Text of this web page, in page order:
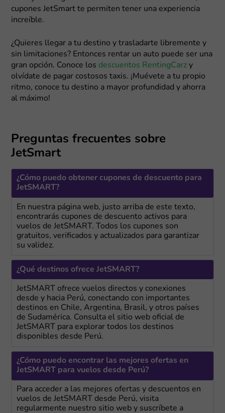
cupones JetSmart te permiten tener una experiencia
increíble.
¿Quieres llegar a tu destino y trasladarte libremente y
sin limitaciones? Entonces rentar un auto puede ser una
gran opción. Conoce los descuentos RentingCarz y
olvídate de pagar costosos taxis. ¡Muévete a tu propio
ritmo, conoce tu destino a mayor profundidad y ahorra
al máximo!
Preguntas frecuentes sobre
JetSmart
¿Cómo puedo obtener cupones de descuento para
JetSMART?
En nuestra página web, justo arriba de este texto,
encontrarás cupones de descuento activos para
vuelos de JetSMART. Todos los cupones son
gratuitos, verificados y actualizados para garantizar
su validez.
¿Qué destinos ofrece JetSMART?
JetSMART ofrece vuelos directos y conexiones
desde y hacia Perú, conectando con importantes
destinos en Chile, Argentina, Brasil, y otros países
de Sudamérica. Consulta el sitio web oficial de
JetSMART para explorar todos los destinos
disponibles desde Perú.
¿Cómo puedo encontrar las mejores ofertas en
JetSMART para vuelos desde Perú?
Para acceder a las mejores ofertas y descuentos en
vuelos de JetSMART desde Perú, visita
regularmente nuestro sitio web y suscríbete a